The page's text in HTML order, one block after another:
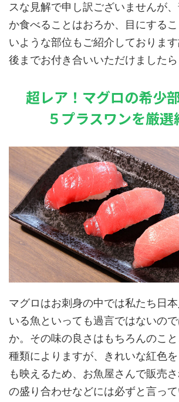
スな見解で申し訳ございませんが
か食べることはおろか、目にする
いような部位もご紹介しておりま
後までお付き合いいただけましたら
超レア！マグロの希少
５プラスワンを厳選
マグロはお刺身の中では私たち日
いる魚といっても過言ではないの
か。その味の良さはもちろんのこ
種類によりますが、きれいな紅色
も映えるため、お魚屋さんで販売
の盛り合わせなどには必ずと言っ